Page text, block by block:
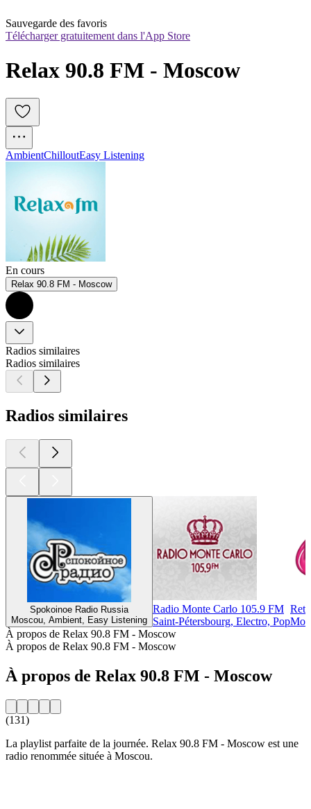
Sauvegarde des favoris
Télécharger gratuitement dans l'App Store
Relax 90.8 FM - Moscow
AmbientChilloutEasy Listening
En cours
Relax 90.8 FM - Moscow
Radios similaires
Radios similaires
Radios similaires
Spokoinoe Radio Russia
Moscou, Ambient, Easy Listening
Radio Monte Carlo 105.9 FM
Saint-Pétersbourg, Electro, Pop
À propos de Relax 90.8 FM - Moscow
À propos de Relax 90.8 FM - Moscow
À propos de Relax 90.8 FM - Moscow
(131)
La playlist parfaite de la journée. Relax 90.8 FM - Moscow est une
radio renommée située à Moscou.